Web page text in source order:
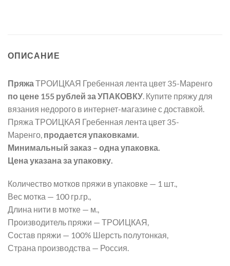
ОПИСАНИЕ
Пряжа ТРОИЦКАЯ Гребенная лента цвет 35-Маренго
по цене 155 рублей за УПАКОВКУ . Купите пряжу для
вязания недорого в интернет-магазине с доставкой.
Пряжа ТРОИЦКАЯ Гребенная лента цвет 35-
Маренго, продается упаковками.
Минимальный заказ – одна упаковка.
Цена указана за упаковку.
Количество мотков пряжи в упаковке — 1 шт.,
Вес мотка — 100 гр.гр.,
Длина нити в мотке — м.,
Производитель пряжи — ТРОИЦКАЯ,
Состав пряжи — 100% Шерсть полутонкая,
Страна производства — Россия.